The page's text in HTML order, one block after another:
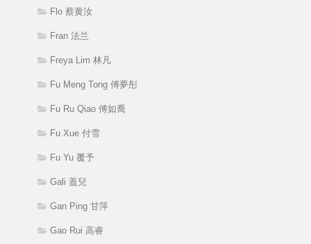
Flo 蔡黄汝
Fran 法兰
Freya Lim 林凡
Fu Meng Tong 傅夢彤
Fu Ru Qiao 傅如喬
Fu Xue 付雪
Fu Yu 覆予
Gali 蓋兒
Gan Ping 甘萍
Gao Rui 高睿